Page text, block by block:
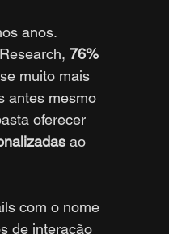
anos.
76%
muito mais
antes mesmo
oferecer
ao
com o nome
de interação